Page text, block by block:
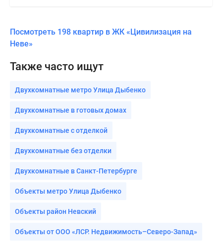
Посмотреть 198 квартир в ЖК «Цивилизация на
Неве»
Также часто ищут
Двухкомнатные метро Улица Дыбенко
Двухкомнатные в готовых домах
Двухкомнатные с отделкой
Двухкомнатные без отделки
Двухкомнатные в Санкт-Петербурге
Объекты метро Улица Дыбенко
Объекты район Невский
Объекты от ООО «ЛСР. Недвижимость–Северо-Запад»